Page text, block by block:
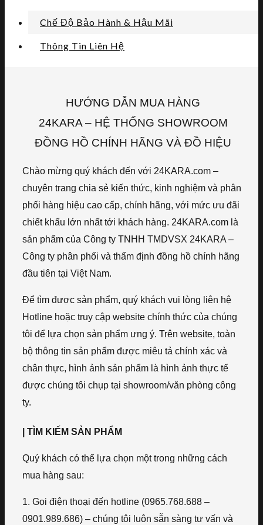
Chế Độ Bảo Hành & Hậu Mãi
Thông Tin Liên Hệ
HƯỚNG DẪN MUA HÀNG
24KARA – HỆ THỐNG SHOWROOM
ĐỒNG HỒ CHÍNH HÃNG VÀ ĐỒ HIỆU
Chào mừng quý khách đến với 24KARA.com –
chuyên trang chia sẻ kiến thức, kinh nghiệm và phân
phối hàng hiệu cao cấp, chính hãng, với mức ưu đãi
chiết khấu lớn nhất tới khách hàng. 24KARA.com là
sản phẩm của Công ty TNHH TMDVSX 24KARA –
Công ty phân phối và thẩm định đồng hồ chính hãng
đầu tiên tại Việt Nam.
Để tìm được sản phẩm, quý khách vui lòng liên hệ
Hotline hoặc truy cập website chính thức của chúng
tôi để lựa chọn sản phẩm ưng ý. Trên website, toàn
bộ thông tin sản phẩm được miêu tả chính xác và
chân thực, hình ảnh sản phẩm là hình ảnh thực tế
được chúng tôi chụp tại showroom/văn phòng công
ty.
| TÌM KIẾM SẢN PHẨM
Quý khách có thể lựa chọn một trong những cách
mua hàng sau:
1. Gọi điện thoại đến hotline (0965.768.688 –
0901.989.686) – chúng tôi luôn sẵn sàng tư vấn và